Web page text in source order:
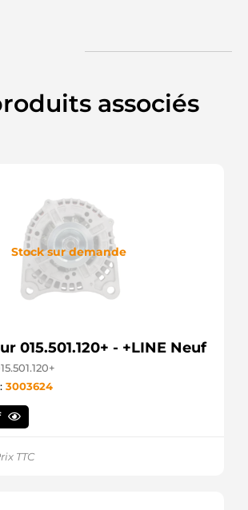
associés
Stock sur demande
015.501.120+ - +LINE Neuf
3003624
TTC